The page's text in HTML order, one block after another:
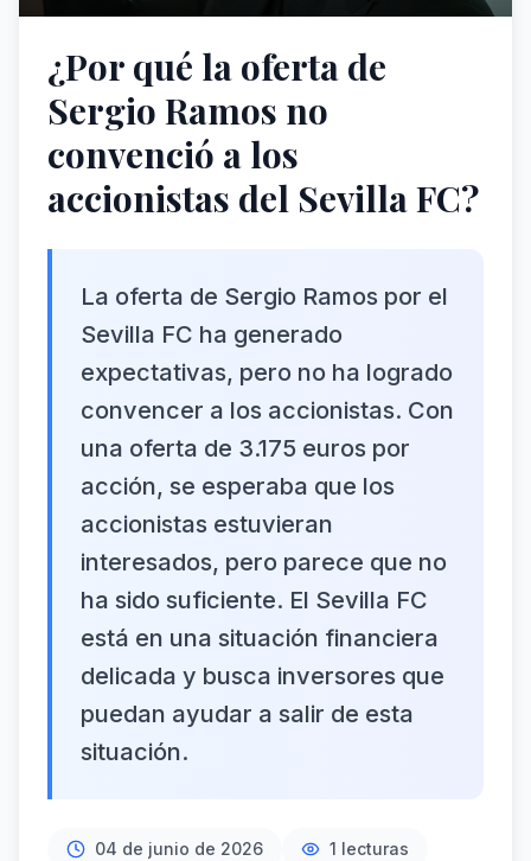
¿Por qué la oferta de
Sergio Ramos no
convenció a los
accionistas del Sevilla FC?
La oferta de Sergio Ramos por el
Sevilla FC ha generado
expectativas, pero no ha logrado
convencer a los accionistas. Con
una oferta de 3.175 euros por
acción, se esperaba que los
accionistas estuvieran
interesados, pero parece que no
ha sido suficiente. El Sevilla FC
está en una situación financiera
delicada y busca inversores que
puedan ayudar a salir de esta
situación.
04 de junio de 2026 1 lecturas